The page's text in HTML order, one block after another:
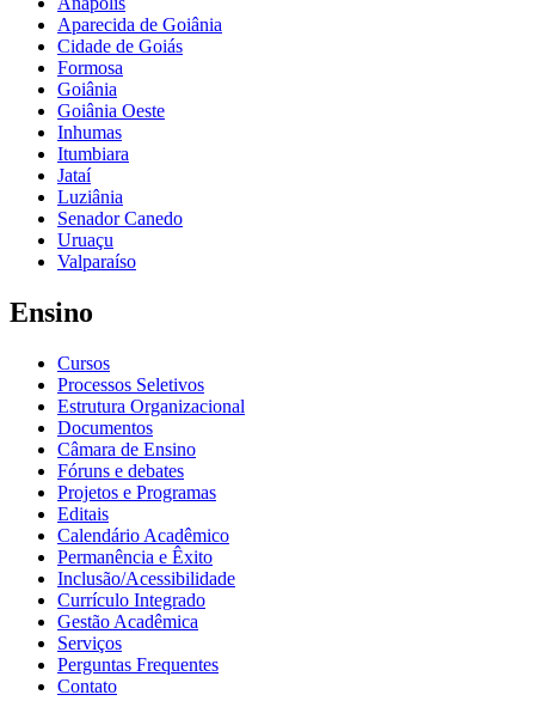
Aparecida de Goiânia
Cidade de Goiás
Formosa
Goiânia
Goiânia Oeste
Inhumas
Itumbiara
Jataí
Luziânia
Senador Canedo
Uruaçu
Valparaíso
Ensino
Cursos
Processos Seletivos
Estrutura Organizacional
Documentos
Câmara de Ensino
Fóruns e debates
Projetos e Programas
Editais
Calendário Acadêmico
Permanência e Êxito
Inclusão/Acessibilidade
Currículo Integrado
Gestão Acadêmica
Serviços
Perguntas Frequentes
Contato